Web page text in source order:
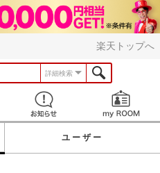
楽天トップへ
詳細検索
見つける お知らせ
ユーザー